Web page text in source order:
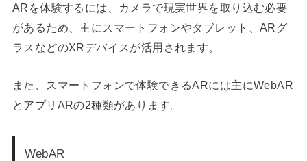
ARを体験するには、カメラで現実世界を取り込む必要
があるため、主にスマートフォンやタブレット、ARグ
ラスなどのXRデバイスが活用されます。
また、スマートフォンで体験できるARには主にWebAR
とアプリARの2種類があります。
WebAR